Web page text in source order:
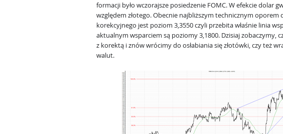
formacji było wczorajsze posiedzenie FOMC. W efekcie dolar
względem złotego. Obecnie najbliższym technicznym oporem
korekcyjnego jest poziom 3,3550 czyli przebita właśnie linia
aktualnym wsparciem są poziomy 3,1800. Dzisiaj zobaczymy,
z korektą i znów wrócimy do osłabiania się złotówki, czy też
walut.